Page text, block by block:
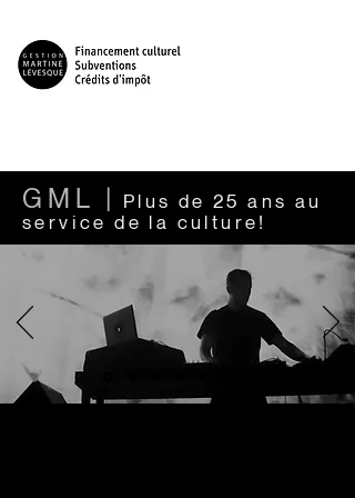
GML |
Plus de 25 ans au
service de la culture!